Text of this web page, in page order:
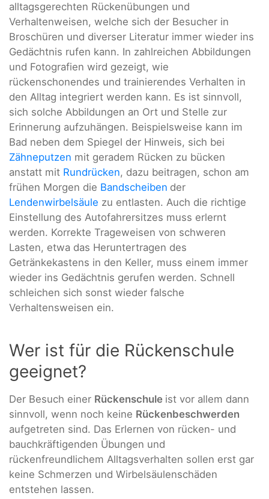
alltagsgerechten Rückenübungen und
Verhaltenweisen, welche sich der Besucher in
Broschüren und diverser Literatur immer wieder ins
Gedächtnis rufen kann. In zahlreichen Abbildungen
und Fotografien wird gezeigt, wie
rückenschonendes und trainierendes Verhalten in
den Alltag integriert werden kann. Es ist sinnvoll,
sich solche Abbildungen an Ort und Stelle zur
Erinnerung aufzuhängen. Beispielsweise kann im
Bad neben dem Spiegel der Hinweis, sich bei
Zähneputzen mit geradem Rücken zu bücken
anstatt mit Rundrücken, dazu beitragen, schon am
frühen Morgen die Bandscheiben der
Lendenwirbelsäule zu entlasten. Auch die richtige
Einstellung des Autofahrersitzes muss erlernt
werden. Korrekte Trageweisen von schweren
Lasten, etwa das Heruntertragen des
Getränkekastens in den Keller, muss einem immer
wieder ins Gedächtnis gerufen werden. Schnell
schleichen sich sonst wieder falsche
Verhaltensweisen ein.
Wer ist für die Rückenschule
geeignet?
Der Besuch einer Rückenschule ist vor allem dann
sinnvoll, wenn noch keine Rückenbeschwerden
aufgetreten sind. Das Erlernen von rücken- und
bauchkräftigenden Übungen und
rückenfreundlichem Alltagsverhalten sollen erst gar
keine Schmerzen und Wirbelsäulenschäden
entstehen lassen.